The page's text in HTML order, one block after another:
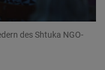
des Shtuka NGO-